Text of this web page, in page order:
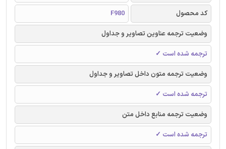
کد محصول
F980
وضعیت ترجمه عناوین تصاویر و جداول
ترجمه شده است ✓
وضعیت ترجمه متون داخل تصاویر و جداول
ترجمه شده است ✓
وضعیت ترجمه منابع داخل متن
ترجمه شده است ✓